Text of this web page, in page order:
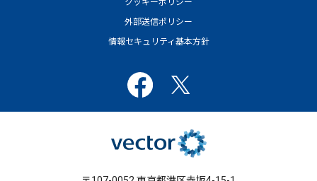
クッキーポリシー
外部送信ポリシー
情報セキュリティ基本方針